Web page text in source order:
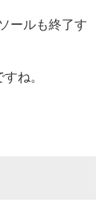
ールも終了す
ね。